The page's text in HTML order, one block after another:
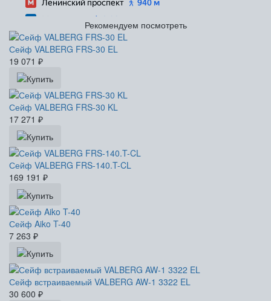
Рекомендуем посмотреть
Сейф VALBERG FRS-30 EL
19 071 ₽
Сейф VALBERG FRS-30 KL
17 271 ₽
Сейф VALBERG FRS-140.T-CL
169 191 ₽
Сейф Aiko T-40
7 263 ₽
Сейф встраиваемый VALBERG AW-1 3322 EL
30 600 ₽